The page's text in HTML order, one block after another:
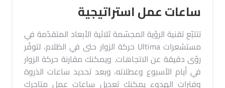
ساعات عمل استراتيجية
تتتبّع تقنية الرؤية المجسّمة ثلاثية الأبعاد المتقدّمة في
مستشعرات Ultima حركة الزوار حتى في الظلام، لتوفّر
رؤى دقيقة عن الاتجاهات. ويمكنك مقارنة حركة الزوار
في أيام الأسبوع وعطلاته، وبعد تحديد ساعات الذروة
وفترات الهدوء يمكنك تعديل ساعات عمل متاجرك